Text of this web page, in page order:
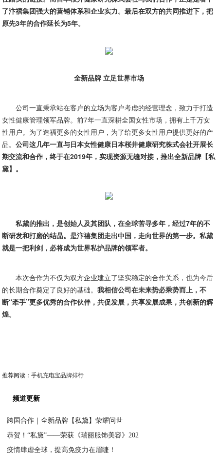
了汴禧集团强大的营销体系和企业实力。最后在双方的共同推进下，把
原先3年的合作延长为5年。
全新品牌 立足世界市场
公司一直秉承站在客户的立场为客户考虑的经营理念，致力于打造
女性健康管理领军品牌。前7年一直深耕全国女性市场，拥有上千万女
性用户。为了造福更多的女性用户，为了给更多女性用户提供更好的产
品。公司这几年一直与日本女性健康日本桜井健康研究株式会社开展长
期交流和合作，终于在2019年，实现资源无缝对接，推出全新品牌【私
黛】。
私黛的推出，是创始人及其团队，在全球苦寻多年，经过7年的不
断研发和打磨的结晶。是汴禧集团走出中国，走向世界的第一步。私黛
就是一把利剑，必将成为世界私护品牌的领军者。
本次合作为不仅为双方企业建立了坚实稳定的合作关系，也为今后
的长期合作奠定了良好的基础。我相信公司在未来势必乘势而上，不
断“牵手”更多优秀的合作伙伴，共促发展，共享发展成果，共创新的辉
煌。
推荐阅读：手机充电宝品牌排行
频道更新
跨国合作｜全新品牌【私黛】荣耀问世
恭贺！“私黛”——荣获《瑞丽服饰美容》202
疫情肆虐全球，提高免疫力在眉睫！